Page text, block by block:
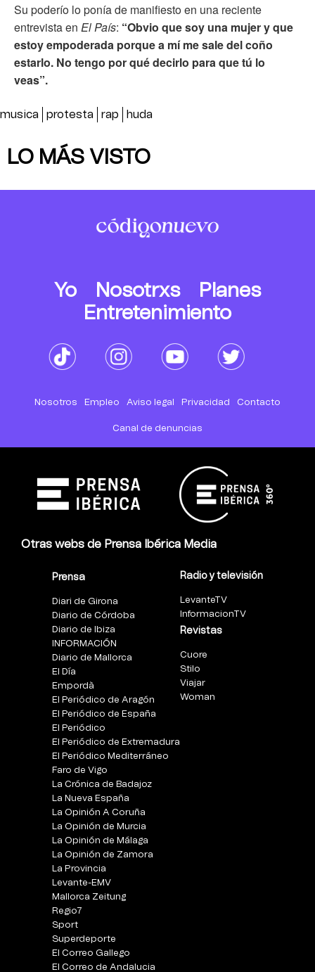
Su poderío lo ponía de manifiesto en una reciente
entrevista en El País: “Obvio que soy una mujer y que
estoy empoderada porque a mí me sale del coño
estarlo. No tengo por qué decirlo para que tú lo
veas”.
musica protesta rap huda
LO MÁS VISTO
Yo Nosotrxs
Planes
Entretenimiento
Nosotros Empleo Aviso legal Privacidad Contacto
Canal de denuncias
Otras webs de Prensa Ibérica Media
Prensa
Diari de Girona
Diario de Córdoba
Diario de Ibiza
INFORMACIÓN
Diario de Mallorca
El Día
Empordà
El Periódico de Aragón
El Periódico de España
El Periódico
El Periódico de Extremadura
El Periódico Mediterráneo
Faro de Vigo
La Crónica de Badajoz
La Nueva España
La Opinión A Coruña
La Opinión de Murcia
La Opinión de Málaga
La Opinión de Zamora
La Provincia
Levante-EMV
Mallorca Zeitung
Regio7
Sport
Superdeporte
El Correo Gallego
El Correo de Andalucia
Radio y televisión
LevanteTV
InformacionTV
Revistas
Cuore
Stilo
Viajar
Woman